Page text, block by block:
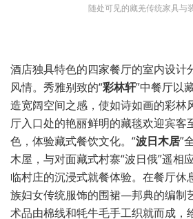
随处可见的藏羌传统家具与
酒店独具特色的四家餐厅的室内设计
风情。秀雅别致的“彩林轩”中餐厅以
造宽阔空间之感，使如诗如画的彩林
厅入口处的艳丽鲜明的藏毯欢迎宾客
色，体验藏式餐饮文化。“波日木居”
木屋，与对面藏式村寨“波日俄”遥相
临村庄的沉浸式就餐体验。在餐厅休
族妇女传统服饰的围裙—邦典的编制
术品由棉线和牦牛毛手工织就而成，